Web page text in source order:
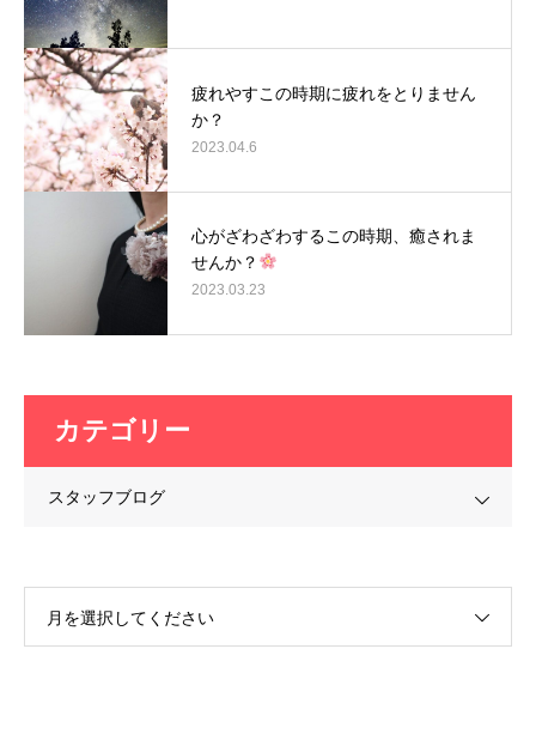
疲れやすこの時期に疲れをとりません
か？
2023.04.6
心がざわざわするこの時期、癒されま
せんか？
2023.03.23
カテゴリー
スタッフブログ
月を選択してください